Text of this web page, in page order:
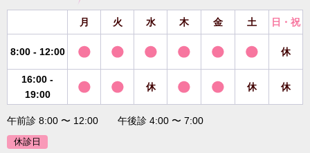
月 火 水 木 金 土 日・祝
8:00 - 12:00 休
16:00 -
19:00
休 休 休
午前診 8:00 〜 12:00 午後診 4:00 〜 7:00
休診日